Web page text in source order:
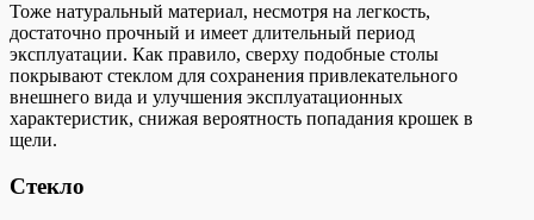
Тоже натуральный материал, несмотря на легкость,
достаточно прочный и имеет длительный период
эксплуатации. Как правило, сверху подобные столы
покрывают стеклом для сохранения привлекательного
внешнего вида и улучшения эксплуатационных
характеристик, снижая вероятность попадания крошек в
щели.
Стекло